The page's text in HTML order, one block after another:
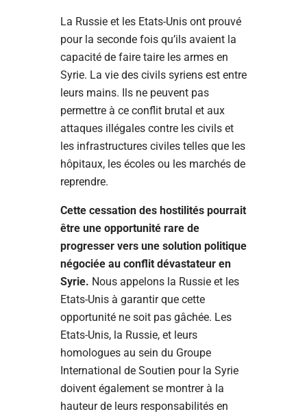
La Russie et les Etats-Unis ont prouvé
pour la seconde fois qu’ils avaient la
capacité de faire taire les armes en
Syrie. La vie des civils syriens est entre
leurs mains. Ils ne peuvent pas
permettre à ce conflit brutal et aux
attaques illégales contre les civils et
les infrastructures civiles telles que les
hôpitaux, les écoles ou les marchés de
reprendre.
Cette cessation des hostilités pourrait
être une opportunité rare de
progresser vers une solution politique
négociée au conflit dévastateur en
Syrie. Nous appelons la Russie et les
Etats-Unis à garantir que cette
opportunité ne soit pas gâchée. Les
Etats-Unis, la Russie, et leurs
homologues au sein du Groupe
International de Soutien pour la Syrie
doivent également se montrer à la
hauteur de leurs responsabilités en